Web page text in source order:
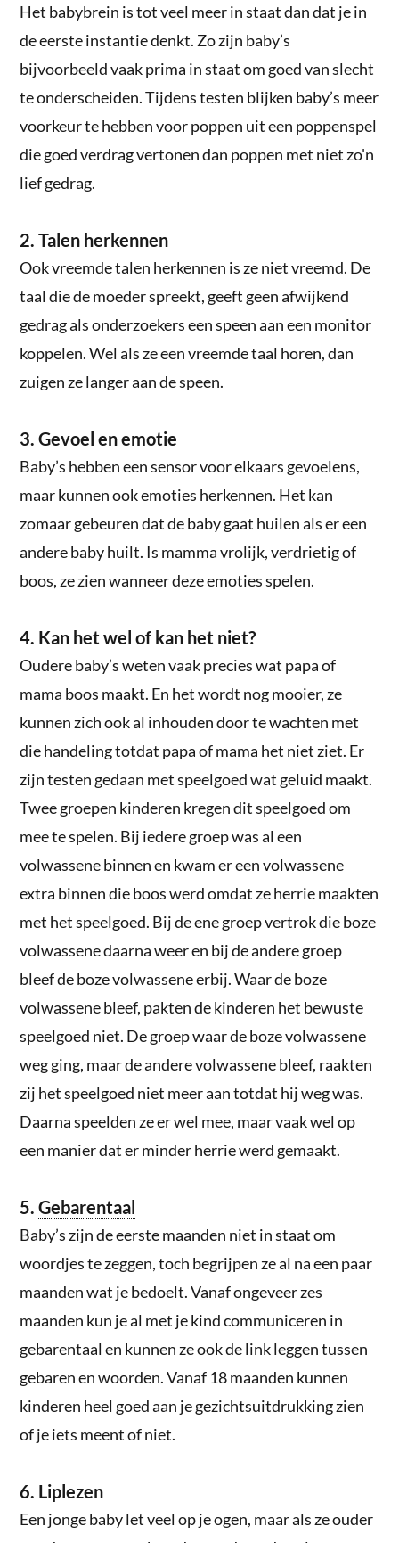
Het babybrein is tot veel meer in staat dan dat je in
de eerste instantie denkt. Zo zijn baby’s
bijvoorbeeld vaak prima in staat om goed van slecht
te onderscheiden. Tijdens testen blijken baby’s meer
voorkeur te hebben voor poppen uit een poppenspel
die goed verdrag vertonen dan poppen met niet zo'n
lief gedrag.
2. Talen herkennen
Ook vreemde talen herkennen is ze niet vreemd. De
taal die de moeder spreekt, geeft geen afwijkend
gedrag als onderzoekers een speen aan een monitor
koppelen. Wel als ze een vreemde taal horen, dan
zuigen ze langer aan de speen.
3. Gevoel en emotie
Baby’s hebben een sensor voor elkaars gevoelens,
maar kunnen ook emoties herkennen. Het kan
zomaar gebeuren dat de baby gaat huilen als er een
andere baby huilt. Is mamma vrolijk, verdrietig of
boos, ze zien wanneer deze emoties spelen.
4. Kan het wel of kan het niet?
Oudere baby’s weten vaak precies wat papa of
mama boos maakt. En het wordt nog mooier, ze
kunnen zich ook al inhouden door te wachten met
die handeling totdat papa of mama het niet ziet. Er
zijn testen gedaan met speelgoed wat geluid maakt.
Twee groepen kinderen kregen dit speelgoed om
mee te spelen. Bij iedere groep was al een
volwassene binnen en kwam er een volwassene
extra binnen die boos werd omdat ze herrie maakten
met het speelgoed. Bij de ene groep vertrok die boze
volwassene daarna weer en bij de andere groep
bleef de boze volwassene erbij. Waar de boze
volwassene bleef, pakten de kinderen het bewuste
speelgoed niet. De groep waar de boze volwassene
weg ging, maar de andere volwassene bleef, raakten
zij het speelgoed niet meer aan totdat hij weg was.
Daarna speelden ze er wel mee, maar vaak wel op
een manier dat er minder herrie werd gemaakt.
5.Gebarentaal
Baby’s zijn de eerste maanden niet in staat om
woordjes te zeggen, toch begrijpen ze al na een paar
maanden wat je bedoelt. Vanaf ongeveer zes
maanden kun je al met je kind communiceren in
gebarentaal en kunnen ze ook de link leggen tussen
gebaren en woorden. Vanaf 18 maanden kunnen
kinderen heel goed aan je gezichtsuitdrukking zien
of je iets meent of niet.
6. Liplezen
Een jonge baby let veel op je ogen, maar als ze ouder